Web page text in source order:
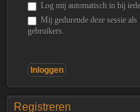
Log mij automatisch in bij
Mij gedurende deze sessie
gebruikers.
Registreren